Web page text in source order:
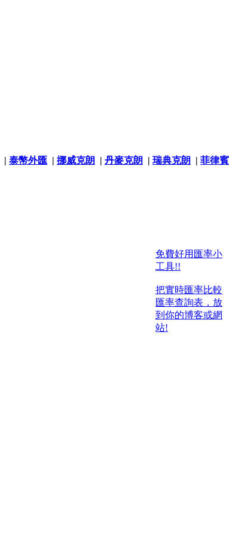
| 泰幣外匯 | 挪威克朗 | 丹麥克朗 | 瑞典克朗 | 菲律賓
免費好用匯率小
工具!!
把實時匯率比較
匯率查詢表，放
到你的博客或網
站!